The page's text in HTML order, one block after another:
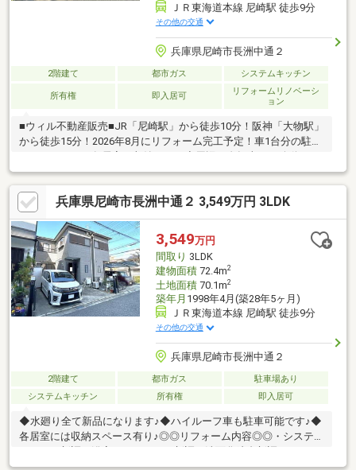
ＪＲ東海道本線 尼崎駅 徒歩9分
その他の交通
兵庫県尼崎市長洲中通２
2階建て 都市ガス システムキッチン
所有権 即入居可
リフォームリノベーシ
ョン
■ウィル不動産販売■JR「尼崎駅」から徒歩10分！阪神「大物駅」
から徒歩15分！2026年8月にリフォーム完工予定！車1台分の駐車
スペースあり！各居室に収納あり！◇周辺は自転車での移動にも
嬉しいフラットな地勢！◇通勤通学に便利な立地！◇1階に水廻
りが集約された家事ラク動線のある間取り！◇～リフォーム内容
～キッチン・トイレ・浴室・洗面台新調、全室クロス張替・フロ
ーリング・CF張替、給湯器・建具交換、外壁塗装、屋根塗装、シ
ロアリ点検、室内クリーニング等【弊社の特徴について】■お車
でのご来場も可能です。駐車場も完備しておりますのでご利用く
ださい。
兵庫県尼崎市長洲中通２ 3,549万円 3LDK
3,549万円
間取り 3LDK
建物面積72.4m2
土地面積70.1m2
築年月 1998年4月(築28年5ヶ月)
ＪＲ東海道本線 尼崎駅 徒歩9分
その他の交通
兵庫県尼崎市長洲中通２
2階建て 都市ガス
駐車場あり
システムキッチン
所有権 即入居可
◆水廻り全て新品になります♪◆ハイルーフ車も駐車可能です♪◆
各居室には収納スペース有り♪◎◎リフォーム内容◎◎・システム
新調・クロス貼替・フローリング上張り・給湯器交換・建具交